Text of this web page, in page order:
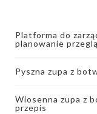
Platforma do
planowanie
Pyszna zupa z
Wiosenna zupa z
przepis